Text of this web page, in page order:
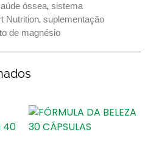
óssea, sistema
Nutrition, suplementação
de magnésio